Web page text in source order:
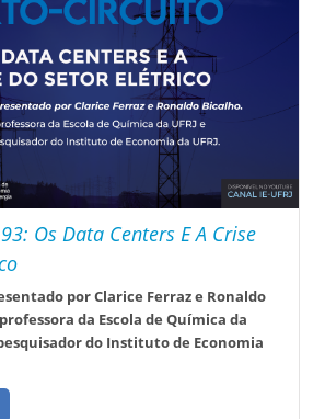
Os Data Centers E A Crise
por Clarice Ferraz e Ronaldo
da Escola de Química da
do Instituto de Economia